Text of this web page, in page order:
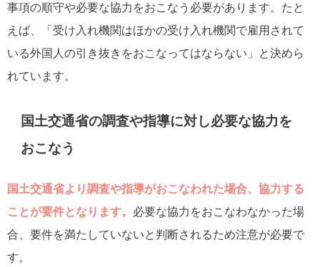
事項の順守や必要な協力をおこなう必要があります。たと
えば、「受け入れ機関はほかの受け入れ機関で雇用されて
いる外国人の引き抜きをおこなってはならない」と決めら
れています。
国土交通省の調査や指導に対し必要な協力を
おこなう
国土交通省より調査や指導がおこなわれた場合、協力する
ことが要件となります。 必要な協力をおこなわなかった場
合、要件を満たしていないと判断されるため注意が必要で
す。